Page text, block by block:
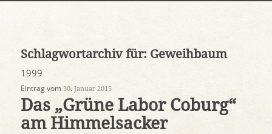
Schlagwortarchiv für: Geweihbaum
1999
Eintrag vom 30. Januar 2015
Das „Grüne Labor Coburg“
am Himmelsacker